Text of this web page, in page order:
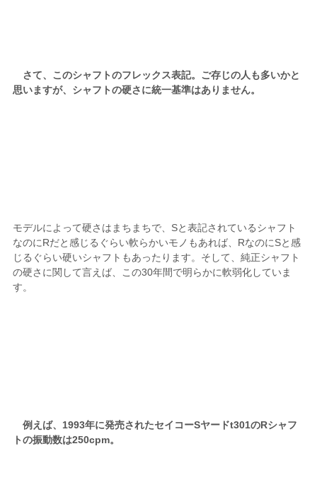
さて、このシャフトのフレックス表記。ご存じの人も多いかと
思いますが、シャフトの硬さに統一基準はありません。
モデルによって硬さはまちまちで、Sと表記されているシャフト
なのにRだと感じるぐらい軟らかいモノもあれば、RなのにSと感
じるぐらい硬いシャフトもあったります。そして、純正シャフト
の硬さに関して言えば、この30年間で明らかに軟弱化していま
す。
例えば、1993年に発売されたセイコーSヤードt301のRシャフ
トの振動数は250cpm。